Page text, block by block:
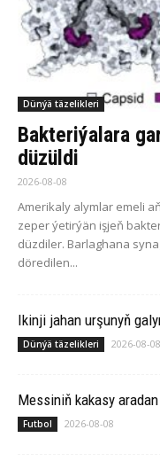
Dünýä täzelikleri
Bakteriýalara
düzüldi
2026-08-08
Amerikaly alymlar emeli
zeper ýetirýän işjeň
düzdiler. Barlaghana
döredilen...
Ikinji jahan urşunyň
Dünýä täzelikleri 2026-08-08
Messiniň kakasy
Futbol 2026-08-08